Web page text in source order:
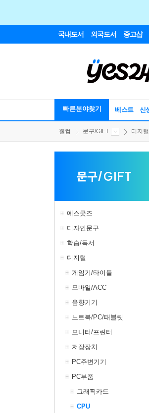
국내도서 외국도서 중고샵
빠른분야찾기 베스트 신
웰컴 문구/GIFT 디지털
문구/GIFT
예스굿즈
디자인문구
학습/독서
디지털
게임기/타이틀
모바일/ACC
음향기기
노트북/PC/태블릿
모니터/프린터
저장장치
PC주변기기
PC부품
그래픽카드
CPU